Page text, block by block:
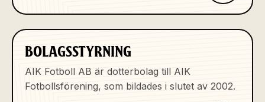
BOLAGSSTYRNING
AIK Fotboll AB är dotterbolag till AIK
Fotbollsförening, som bildades i slutet av 2002.